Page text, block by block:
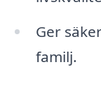
Ger
familj.